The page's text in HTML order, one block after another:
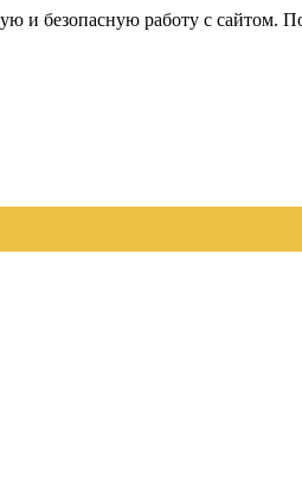
и безопасную работу с сайтом.